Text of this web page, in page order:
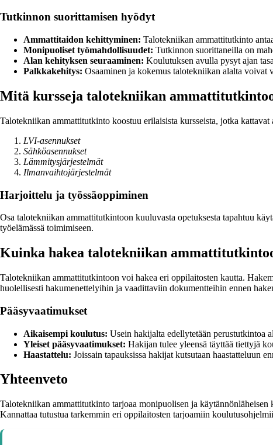
Tutkinnon suorittamisen hyödyt
Ammattitaidon kehittyminen: Talotekniikan ammattitutkinto
Monipuoliset työmahdollisuudet: Tutkinnon suorittaneilla on
Alan kehityksen seuraaminen: Koulutuksen avulla pysyt ajan
Palkkakehitys: Osaaminen ja kokemus talotekniikan alalta voivat
Mitä kursseja talotekniikan
Talotekniikan ammattitutkinto koostuu erilaisista kursseista, jotka kattavat
LVI-asennukset
Sähköasennukset
Lämmitysjärjestelmät
Ilmanvaihtojärjestelmät
Harjoittelu ja työssäoppiminen
Osa talotekniikan ammattitutkintoon kuuluvasta opetuksesta tapahtuu
työelämässä toimimiseen.
Kuinka hakea talotekniikan
Talotekniikan ammattitutkintoon voi hakea eri oppilaitosten kautta.
huolellisesti hakumenettelyihin ja vaadittaviin dokumentteihin ennen
Pääsyvaatimukset
Aikaisempi koulutus: Usein hakijalta edellytetään perustutkintoa
Yleiset pääsyvaatimukset: Hakijan tulee yleensä täyttää tiettyjä
Haastattelu: Joissain tapauksissa hakijat kutsutaan haastatteluun
Yhteenveto
Talotekniikan ammattitutkinto tarjoaa monipuolisen ja
Kannattaa tutustua tarkemmin eri oppilaitosten tarjoamiin